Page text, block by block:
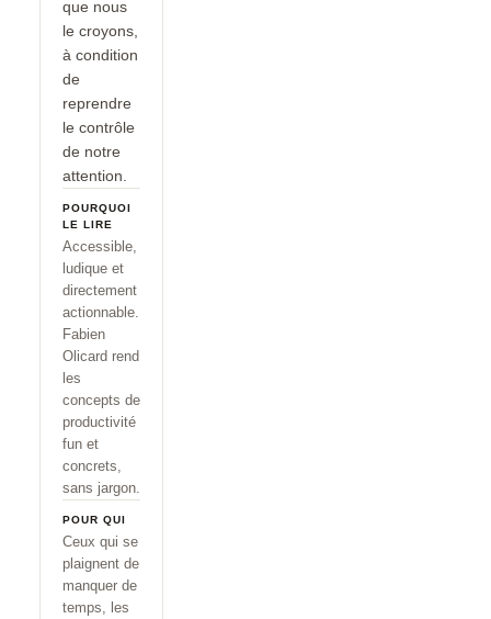
que nous
le croyons,
à condition
de
reprendre
le contrôle
de notre
attention.
POURQUOI
LE LIRE
Accessible,
ludique et
directement
actionnable.
Fabien
Olicard rend
les
concepts de
productivité
fun et
concrets,
sans jargon.
POUR QUI
Ceux qui se
plaignent de
manquer de
temps, les